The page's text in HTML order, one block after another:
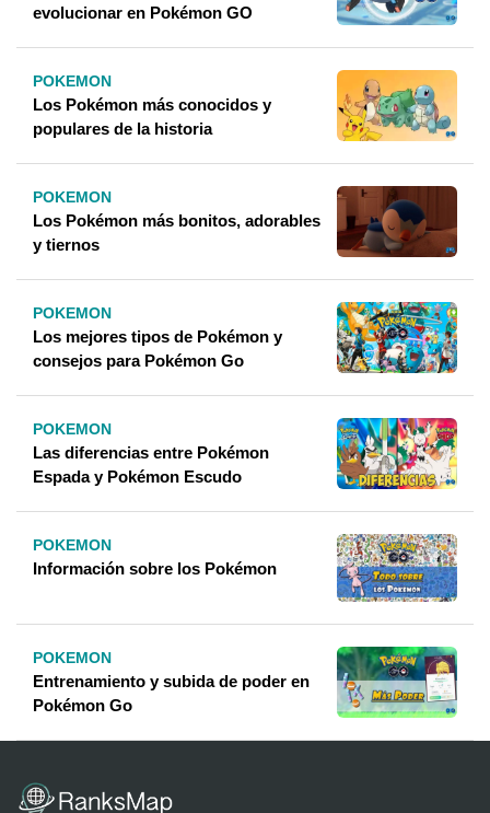
evolucionar en Pokémon GO
POKEMON
Los Pokémon más conocidos y
populares de la historia
POKEMON
Los Pokémon más bonitos, adorables
y tiernos
POKEMON
Los mejores tipos de Pokémon y
consejos para Pokémon Go
POKEMON
Las diferencias entre Pokémon
Espada y Pokémon Escudo
POKEMON
Información sobre los Pokémon
POKEMON
Entrenamiento y subida de poder en
Pokémon Go